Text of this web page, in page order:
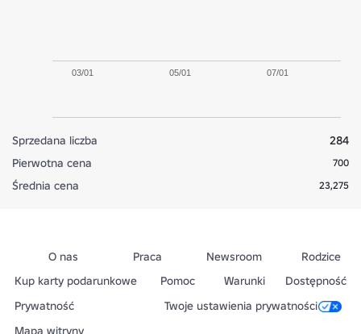
03/01 05/01 07/01
Sprzedana liczba
284
Pierwotna cena
700
Średnia cena 23,275
O nas Praca Newsroom
Rodzice
Kup karty podarunkowe
Pomoc Warunki
Dostępność
Prywatność
Twoje ustawienia prywatności
Mapa witryny